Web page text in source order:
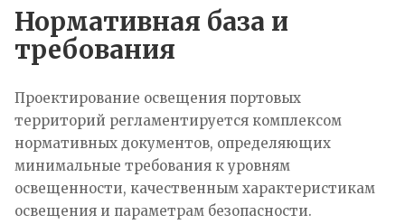
Нормативная база и
требования
Проектирование освещения портовых
территорий регламентируется комплексом
нормативных документов, определяющих
минимальные требования к уровням
освещенности, качественным характеристикам
освещения и параметрам безопасности.